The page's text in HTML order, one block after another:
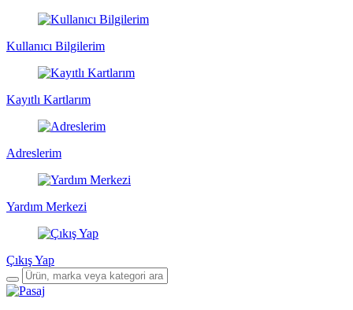
Kullanıcı Bilgilerim
Kayıtlı Kartlarım
Adreslerim
Yardım Merkezi
Çıkış Yap